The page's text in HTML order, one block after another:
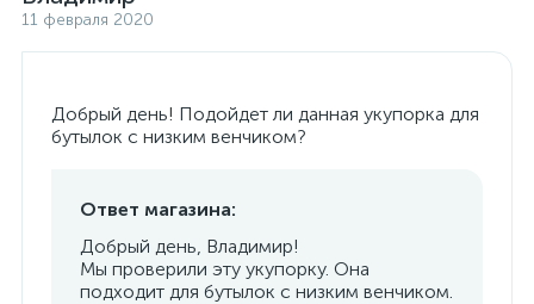
11 февраля 2020
Добрый день! Подойдет ли данная укупорка для
бутылок с низким венчиком?
Ответ магазина:
Добрый день, Владимир!
Мы проверили эту укупорку. Она
подходит для бутылок с низким венчиком.